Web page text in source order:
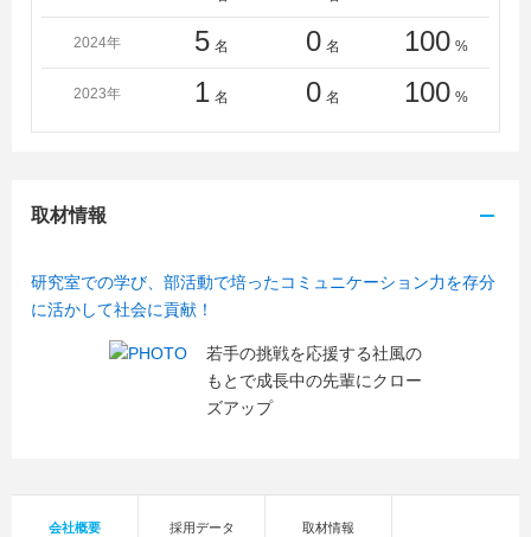
2024年 5 名 0 名 100 %
2023年 1 名 0 名 100 %
取材情報
研究室での学び、部活動で培ったコミュニケーション力を存分
に活かして社会に貢献！
若手の挑戦を応援する社風の
もとで成長中の先輩にクロー
ズアップ
会社概要 採用データ 取材情報